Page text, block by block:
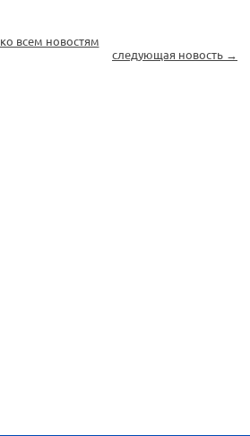
ко всем новостям
следующая новость →